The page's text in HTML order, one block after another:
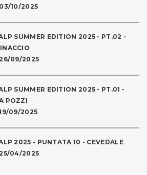
10/2025
SUMMER EDITION 2025 - PT.02 -
09/2025
SUMMER EDITION 2025 - PT.01 -
POZZI
09/2025
2025 - PUNTATA 10 - CEVEDALE
04/2025